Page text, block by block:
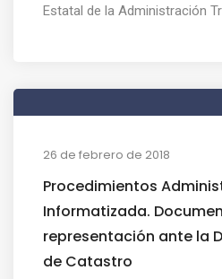
Estatal de la Administración
26 de febrero de 2018
Procedimientos
Informatizada.
representación ante la
de Catastro